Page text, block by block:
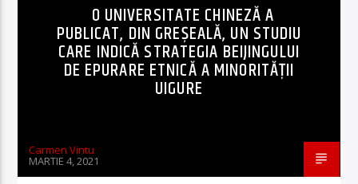
O UNIVERSITATE CHINEZĂ A
PUBLICAT, DIN GREȘEALĂ, UN STUDIU
CARE INDICĂ STRATEGIA BEIJINGULUI
DE EPURARE ETNICĂ A MINORITĂȚII
UIGURE
Carmen Vintu
MARTIE 4, 2021